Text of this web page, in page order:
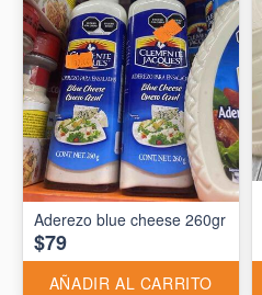
Aderezo blue cheese 260gr
$79
AÑADIR AL CARRITO